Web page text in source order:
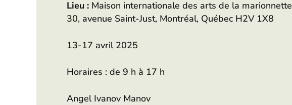
Lieu : Maison internationale des arts de la marionnette
30, avenue Saint-Just, Montréal, Québec H2V 1X8
13-17 avril 2025
Horaires : de 9 h à 17 h
Angel Ivanov Manov